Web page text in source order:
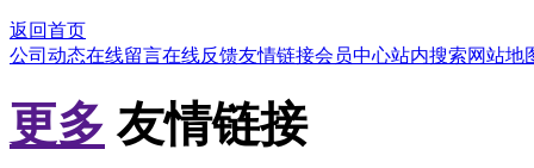
返回首页
公司动态在线留言在线反馈友情链接会员中心站内搜索网站地
更多 友情链接